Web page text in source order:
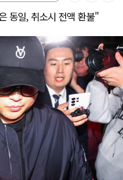
동일, 취소시 전액 환불"